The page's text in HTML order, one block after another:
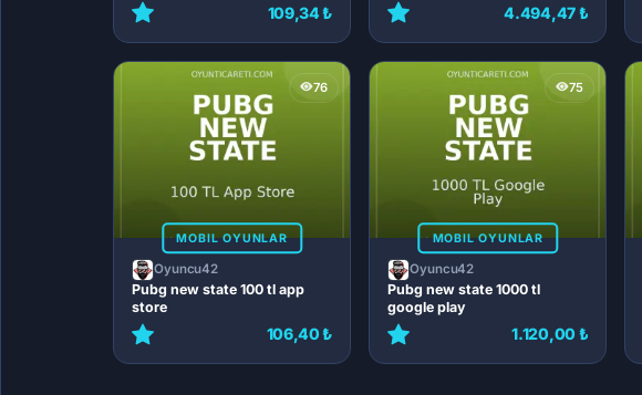
109,34 ₺ 4.494,47 ₺
76
MOBIL OYUNLAR
Oyuncu42
Pubg new state 100 tl app
store
106,40 ₺
75
MOBIL OYUNLAR
Oyuncu42
Pubg new state 1000 tl
google play
1.120,00 ₺